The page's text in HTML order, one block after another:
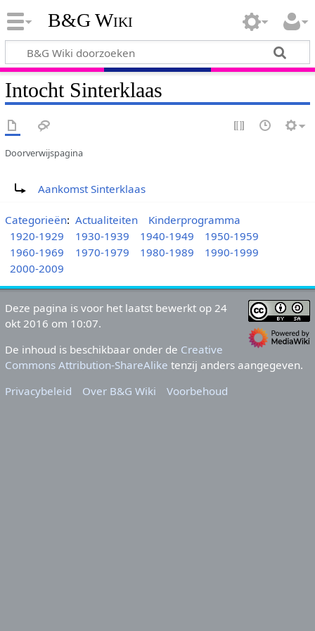
B&G Wiki
Intocht Sinterklaas
Doorverwijspagina
Aankomst Sinterklaas
Categorieën: Actualiteiten
Kinderprogramma
1920-1929
1930-1939 1940-1949
1950-1959
1960-1969
1970-1979 1980-1989
1990-1999
2000-2009
Deze pagina is voor het laatst bewerkt op 24
okt 2016 om 10:07.
De inhoud is beschikbaar onder de Creative
Commons Attribution-ShareAlike tenzij anders aangegeven.
Privacybeleid
Over B&G Wiki Voorbehoud